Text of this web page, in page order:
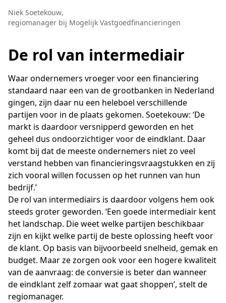
Niek Soetekouw,
regiomanager bij Mogelijk Vastgoedfinancieringen
De rol van intermediair
Waar ondernemers vroeger voor een financiering
standaard naar een van de grootbanken in Nederland
gingen, zijn daar nu een heleboel verschillende
partijen voor in de plaats gekomen. Soetekouw: ‘De
markt is daardoor versnipperd geworden en het
geheel dus ondoorzichtiger voor de eindklant. Daar
komt bij dat de meeste ondernemers niet zo veel
verstand hebben van financieringsvraagstukken en zij
zich vooral willen focussen op het runnen van hun
bedrijf.’
De rol van intermediairs is daardoor volgens hem ook
steeds groter geworden. ‘Een goede intermediair kent
het landschap. Die weet welke partijen beschikbaar
zijn en kijkt welke partij de beste oplossing heeft voor
de klant. Op basis van bijvoorbeeld snelheid, gemak en
budget. Maar ze zorgen ook voor een hogere kwaliteit
van de aanvraag: de conversie is beter dan wanneer
de eindklant zelf zomaar wat gaat shoppen’, stelt de
regiomanager.